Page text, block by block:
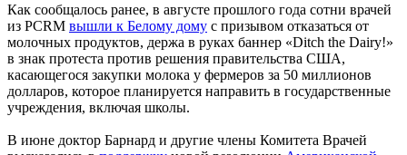
Как сообщалось ранее, в августе прошлого года сотни врачей
из PCRM вышли к Белому дому с призывом отказаться от
молочных продуктов, держа в руках баннер «Ditch the Dairy!»
в знак протеста против решения правительства США,
касающегося закупки молока у фермеров за 50 миллионов
долларов, которое планируется направить в государственные
учреждения, включая школы.
В июне доктор Барнард и другие члены Комитета Врачей